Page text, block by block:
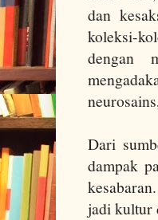
dan
koleksi-
dengan
Dari
dampak
jadi kultur